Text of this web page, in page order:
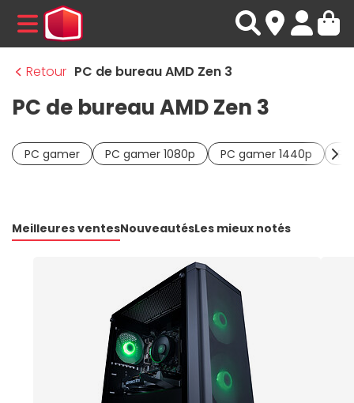
MENU
Retour PC de bureau AMD Zen 3
PC de bureau AMD Zen 3
PC gamer PC gamer 1080p PC gamer 1440p
Meilleures ventesNouveautésLes mieux notés